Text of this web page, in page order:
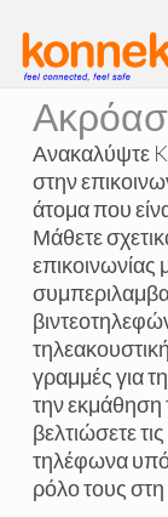
Ανακαλύψτε
στην
άτομα που
Μάθετε
γραμμές για
την εκμάθηση
βελτιώσετε
τηλέφωνα
ρόλο τους